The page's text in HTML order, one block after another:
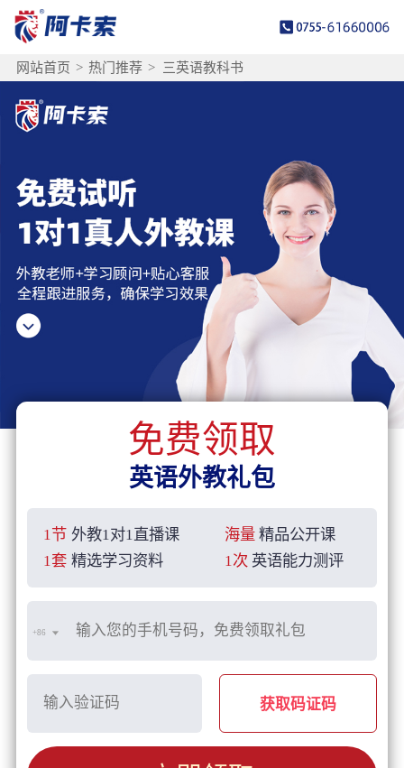
网站首页 > 热门推荐 > 三英语教科书
免费领取
英语外教礼包
1节 外教1对1直播课 海量 精品公开课
1套 精选学习资料 1次 英语能力测评
+86
获取码证码